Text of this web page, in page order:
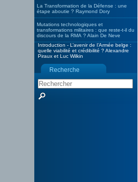
La Transformation de la Défense : une
étape aboutie ? Raymond Dory
Mutations technologiques et
transformations militaires : que reste-t-il du
discours de la RMA ? Alain De Neve
Introduction - L’avenir de l’Armée belge :
quelle viabilité et crédibilité ? Alexandre
Piraux et Luc Wilkin
Recherche